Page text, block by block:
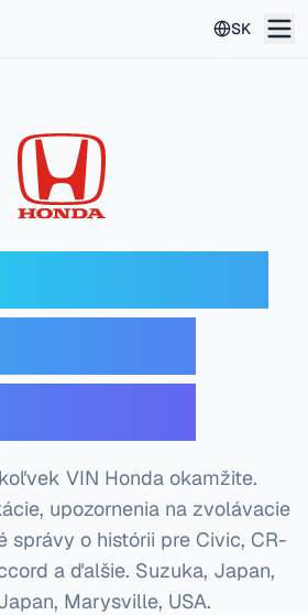
SK
VIN Honda okamžite.
upozornenia na zvolávacie
správy o histórii pre Civic, CR-
a ďalšie. Suzuka, Japan,
Marysville, USA.